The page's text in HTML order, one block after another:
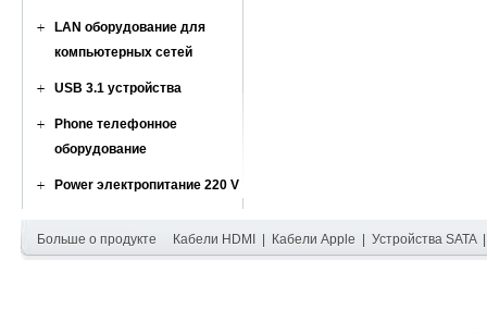
LAN оборудование для
компьютерных сетей
USB 3.1 устройства
Phone телефонное
оборудование
Power электропитание 220 V
Больше о продукте Кабели HDMI Кабели Apple Устройства SATA